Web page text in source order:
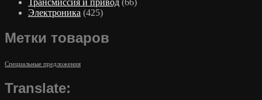
Электроника (425)
Метки товаров
Специальные предложения
Translate: